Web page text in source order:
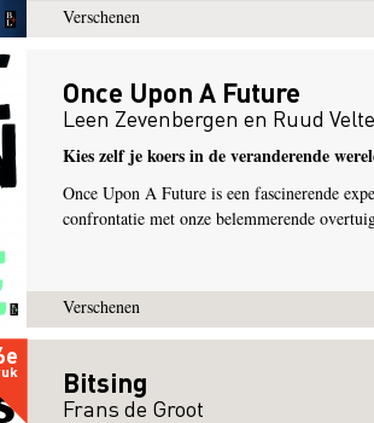
Verschenen
Once Upon A Future
Leen Zevenbergen en Ruud
Kies zelf je koers in de veranderende
Once Upon A Future is een fascinerende
confrontatie met onze belemmerende
Verschenen
Bitsing
Frans de Groot